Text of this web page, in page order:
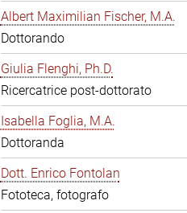
Albert Maximilian Fischer, M.A.
Dottorando
Giulia Flenghi, Ph.D.
Ricercatrice post-dottorato
Isabella Foglia, M.A.
Dottoranda
Dott. Enrico Fontolan
Fototeca, fotografo